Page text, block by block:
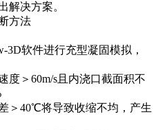
解决方案。
方法
软件进行充型凝固模拟，
＞60m/s且内浇口截面积不
40℃将导致收缩不均，产生